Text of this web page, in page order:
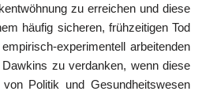
zu erreichen und diese
häufig sicheren, frühzeitigen Tod
experimentell arbeitenden
zu verdanken, wenn diese
Politik und Gesundheitswesen